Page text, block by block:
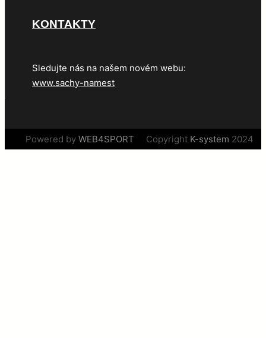
KONTAKTY
Sledujte nás na našem novém webu:
www.sachy-namest
Powered by WEB4SPORT Copyright K-system 2024